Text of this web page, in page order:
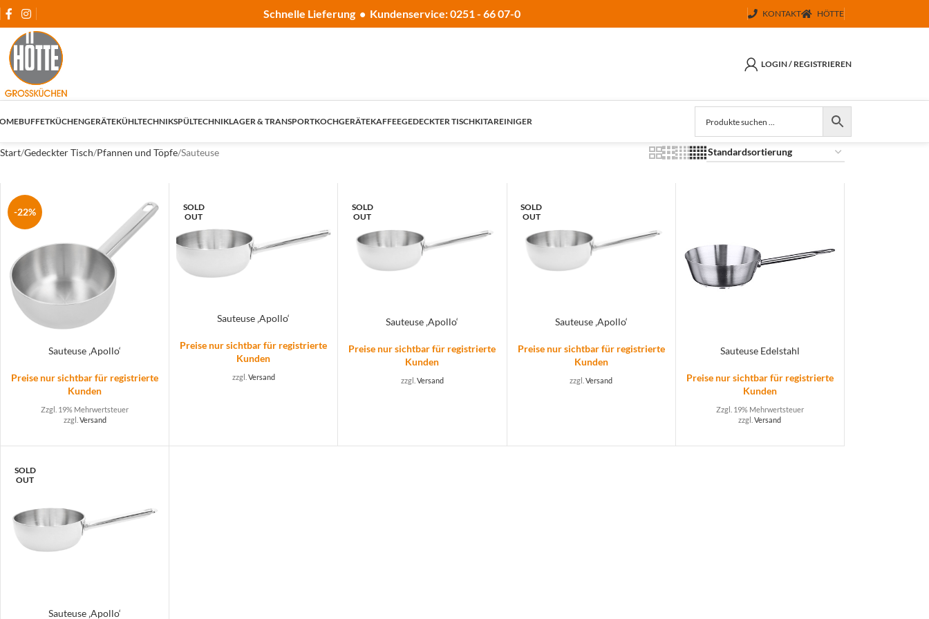
Schnelle Lieferung • Kundenservice: 0251 - 66 07-0 KONTAKT HÖTTE
LOGIN / REGISTRIEREN
BUFFETKÜCHENGERÄTEKÜHLTECHNIKSPÜLTECHNIKLAGER & TRANSPORTKOCHGERÄTEKAFFEEGEDECKTER TISCHKITAREINIGER
Start Gedeckter Tisch Pfannen und Töpfe Sauteuse
-22%
Sauteuse ‚Apollo‘
Preise nur sichtbar für registrierte
Kunden
Zzgl. 19% Mehrwertsteuer
zzgl. Versand
SOLD
OUT
Sauteuse ‚Apollo‘
Preise nur sichtbar für registrierte
Kunden
zzgl. Versand
SOLD
OUT
Sauteuse ‚Apollo‘
Preise nur sichtbar für registrierte
Kunden
zzgl. Versand
SOLD
OUT
Sauteuse ‚Apollo‘
Preise nur sichtbar für registrierte
Kunden
zzgl.Versand
Sauteuse Edelstahl
Preise nur sichtbar für registrierte
Kunden
Zzgl. 19% Mehrwertsteuer
zzgl.Versand
SOLD
OUT
Sauteuse ‚Apollo‘